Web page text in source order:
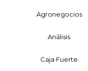
Agronegocios
Análisis
Caja Fuerte